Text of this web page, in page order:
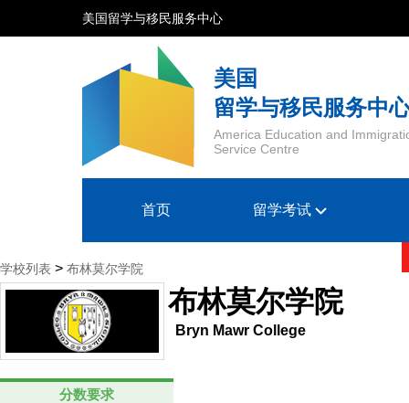
美国留学与移民服务中心
美国
留学与移民服务中
America Education and
Service Centre
首页 留学考试
学校列表 > 布林莫尔学院
布林莫尔学院
Bryn Mawr College
分数要求